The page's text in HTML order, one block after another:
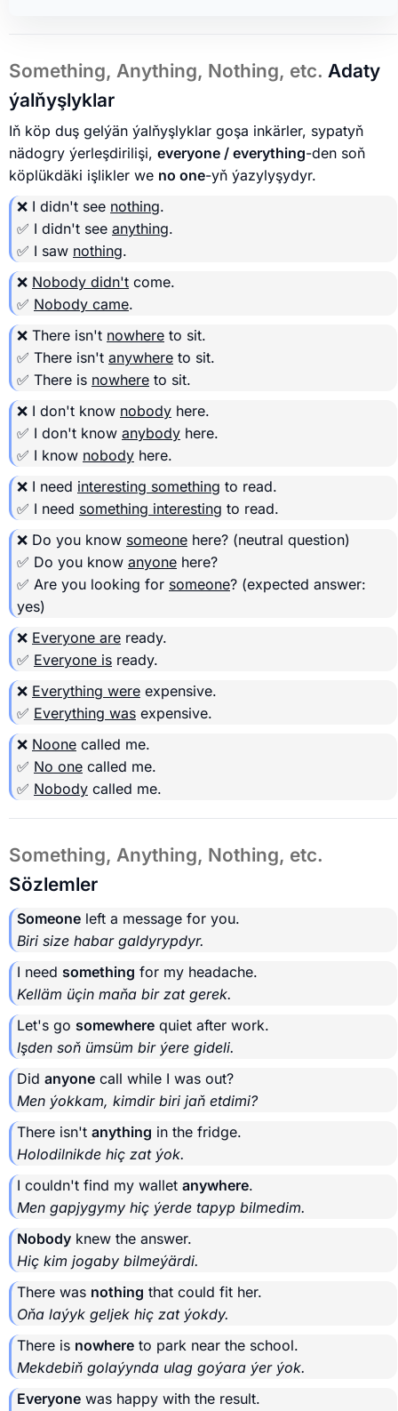
Something, Anything, Nothing, etc. Adaty
ýalňyşlyklar
Iň köp duş gelýän ýalňyşlyklar goşa inkärler, sypatyň
nädogry ýerleşdirilişi, everyone / everything-den soň
köplükdäki işlikler we no one-yň ýazylyşydyr.
❌ I didn't see nothing.
✅ I didn't see anything.
✅ I saw nothing.
❌ Nobody didn't come.
✅ Nobody came.
❌ There isn't nowhere to sit.
✅ There isn't anywhere to sit.
✅ There is nowhere to sit.
❌ I don't know nobody here.
✅ I don't know anybody here.
✅ I know nobody here.
❌ I need interesting something to read.
✅ I need something interesting to read.
❌ Do you know someone here? (neutral question)
✅ Do you know anyone here?
✅ Are you looking for someone? (expected answer:
yes)
❌ Everyone are ready.
✅ Everyone is ready.
❌ Everything were expensive.
✅ Everything was expensive.
❌ Noone called me.
✅ No one called me.
✅ Nobody called me.
Something, Anything, Nothing, etc.
Sözlemler
Someone left a message for you.
Biri size habar galdyrypdyr.
I need something for my headache.
Kelläm üçin maňa bir zat gerek.
Let's go somewhere quiet after work.
Işden soň ümsüm bir ýere gideli.
Did anyone call while I was out?
Men ýokkam, kimdir biri jaň etdimi?
There isn't anything in the fridge.
Holodilnikde hiç zat ýok.
I couldn't find my wallet anywhere.
Men gapjygymy hiç ýerde tapyp bilmedim.
Nobody knew the answer.
Hiç kim jogaby bilmeýärdi.
There was nothing that could fit her.
Oňa laýyk geljek hiç zat ýokdy.
There is nowhere to park near the school.
Mekdebiň golaýynda ulag goýara ýer ýok.
Everyone was happy with the result.